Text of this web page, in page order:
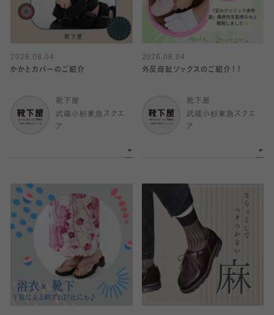
2026.08.04
かかとカバーのご紹介
靴下屋
武蔵小杉東急スクエ
ア
2026.08.04
外反母趾ソックスのご紹介！！
靴下屋
武蔵小杉東急スクエ
ア